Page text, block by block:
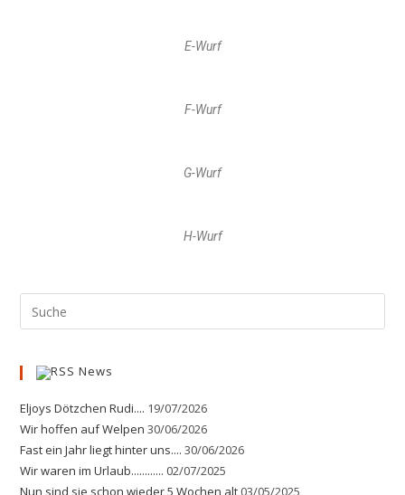
E-Wurf
F-Wurf
G-Wurf
H-Wurf
News
Eljoys Dötzchen Rudi.... 19/07/2026
Wir hoffen auf Welpen 30/06/2026
Fast ein Jahr liegt hinter uns.... 30/06/2026
Wir waren im Urlaub............ 02/07/2025
Nun sind sie schon wieder 5 Wochen alt 03/05/2025